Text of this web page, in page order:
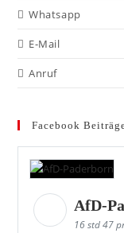
Whatsapp
E-Mail
Anruf
Facebook
AfD-
16 std 47